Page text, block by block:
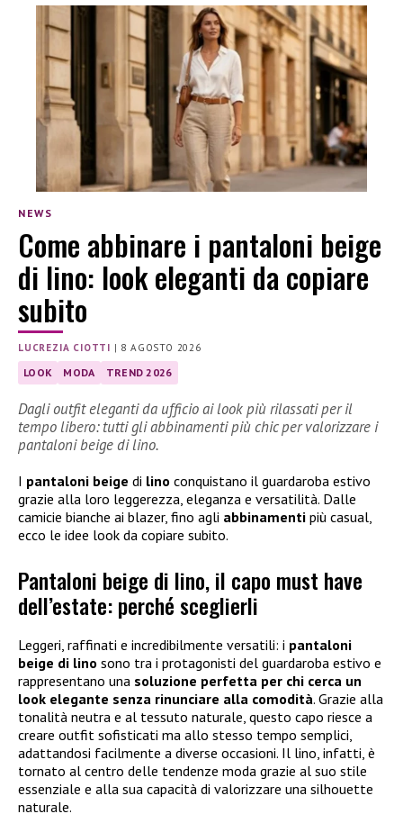
NEWS
Come abbinare i pantaloni beige
di lino: look eleganti da copiare
subito
LUCREZIA CIOTTI | 8 AGOSTO 2026
LOOK MODA TREND 2026
Dagli outfit eleganti da ufficio ai look più rilassati per il
tempo libero: tutti gli abbinamenti più chic per valorizzare i
pantaloni beige di lino.
I pantaloni beige di lino conquistano il guardaroba estivo
grazie alla loro leggerezza, eleganza e versatilità. Dalle
camicie bianche ai blazer, fino agli abbinamenti più casual,
ecco le idee look da copiare subito.
Pantaloni beige di lino, il capo must have
dell’estate: perché sceglierli
Leggeri, raffinati e incredibilmente versatili: i pantaloni
beige di lino sono tra i protagonisti del guardaroba estivo e
rappresentano una soluzione perfetta per chi cerca un
look elegante senza rinunciare alla comodità. Grazie alla
tonalità neutra e al tessuto naturale, questo capo riesce a
creare outfit sofisticati ma allo stesso tempo semplici,
adattandosi facilmente a diverse occasioni. Il lino, infatti, è
tornato al centro delle tendenze moda grazie al suo stile
essenziale e alla sua capacità di valorizzare una silhouette
naturale.